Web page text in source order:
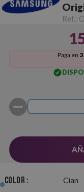
Ref.:
Paga en
Color : Cian